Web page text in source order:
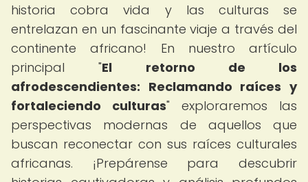
historia cobra vida y las culturas se
entrelazan en un fascinante viaje a través del
continente africano! En nuestro artículo
principal "El retorno de los
afrodescendientes: Reclamando raíces y
fortaleciendo culturas" exploraremos las
perspectivas modernas de aquellos que
buscan reconectar con sus raíces culturales
africanas. ¡Prepárense para descubrir